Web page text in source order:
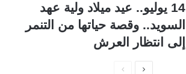
14 يوليو.. عيد ميلاد ولية عهد
السويد.. وقصة حياتها من التنمر
إلى انتظار العرش